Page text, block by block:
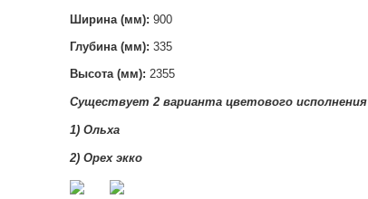
Ширина (мм): 900
Глубина (мм): 335
Высота (мм): 2355
Существует 2 варианта цветового
1) Ольха
2) Орех экко